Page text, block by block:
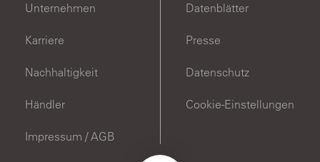
Unternehmen
Karriere
Nachhaltigkeit
Händler
Impressum / AGB
Datenblätter
Presse
Datenschutz
Cookie-Einstellungen